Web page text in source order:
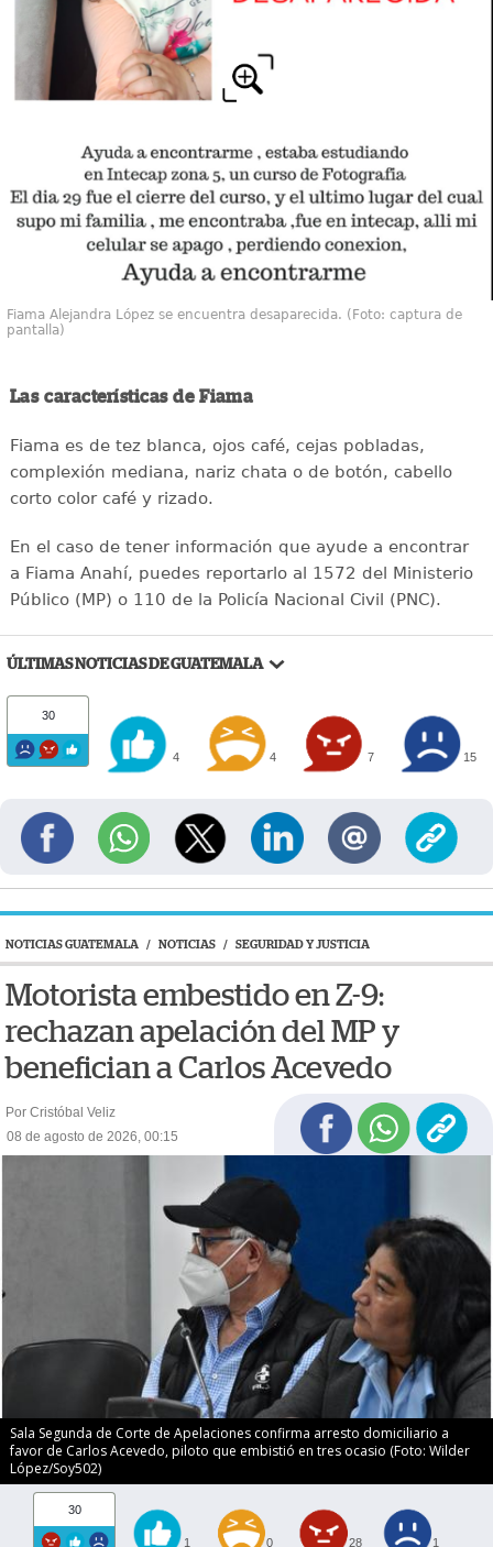
Fiama Alejandra López se encuentra desaparecida. (Foto: captura de
pantalla)
Las características de Fiama
Fiama es de tez blanca, ojos café, cejas pobladas,
complexión mediana, nariz chata o de botón, cabello
corto color café y rizado.
En el caso de tener información que ayude a encontrar
a Fiama Anahí, puedes reportarlo al 1572 del Ministerio
Público (MP) o 110 de la Policía Nacional Civil (PNC).
ÚLTIMAS NOTICIAS DE GUATEMALA
30
4 4 7 15
NOTICIAS GUATEMALA / NOTICIAS / SEGURIDAD Y JUSTICIA
Motorista embestido en Z-9:
rechazan apelación del MP y
benefician a Carlos Acevedo
Por Cristóbal Veliz
08 de agosto de 2026, 00:15
Sala Segunda de Corte de Apelaciones confirma arresto domiciliario a
favor de Carlos Acevedo, piloto que embistió en tres ocasio (Foto: Wilder
López/Soy502)
30
1 0 28 1